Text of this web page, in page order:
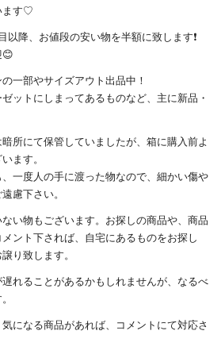
ます♡
降、お値段の安い物を半額に致します❗️
一部やサイズアウト出品中！
ットにしまってあるものなど、主に新品・
所にて保管していましたが、箱に購入前よ
ます。
一度人の手に渡った物なので、細かい傷や
慮下さい。
い物もございます。お探しの商品や、商品
ント下されば、自宅にあるものをお探し
り致します。
れることがあるかもしれませんが、なるべ
になる商品があれば、コメントにて対応さ